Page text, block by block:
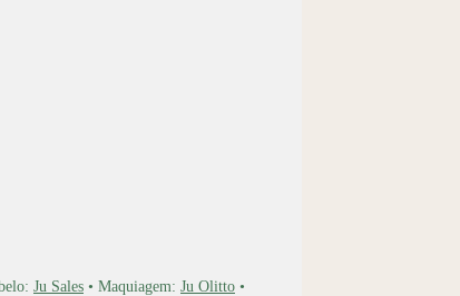
Ju Sales • Maquiagem: Ju Olitto •